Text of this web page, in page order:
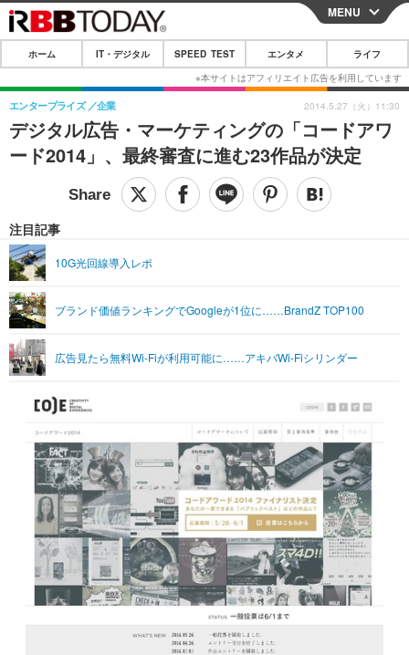
CLOSE
ホーム
IT・デジタル
IT・デジタルTOP スマートフォン
ショッピング その他
SPEED TEST
エンタメTOP 映画・ドラマ
グラビア
ショッピング その他
ライフTOP
リリース一覧
プッシュ通知の停止方法
MENU
ホーム IT・デジタル SPEED TEST エンタメ ライフ
デジタル広告・マーケティングの「コードアワ
ード2014」、最終審査に進む23作品が決定
エンタープライズ 企業
注目記事
10G光回線導入レポ
ブランド価値ランキングでGoogleが1位に……BrandZ TOP100
広告見たら無料Wi-Fiが利用可能に……アキバWi-Fiシリンダー
2014.5.27（火）11:30